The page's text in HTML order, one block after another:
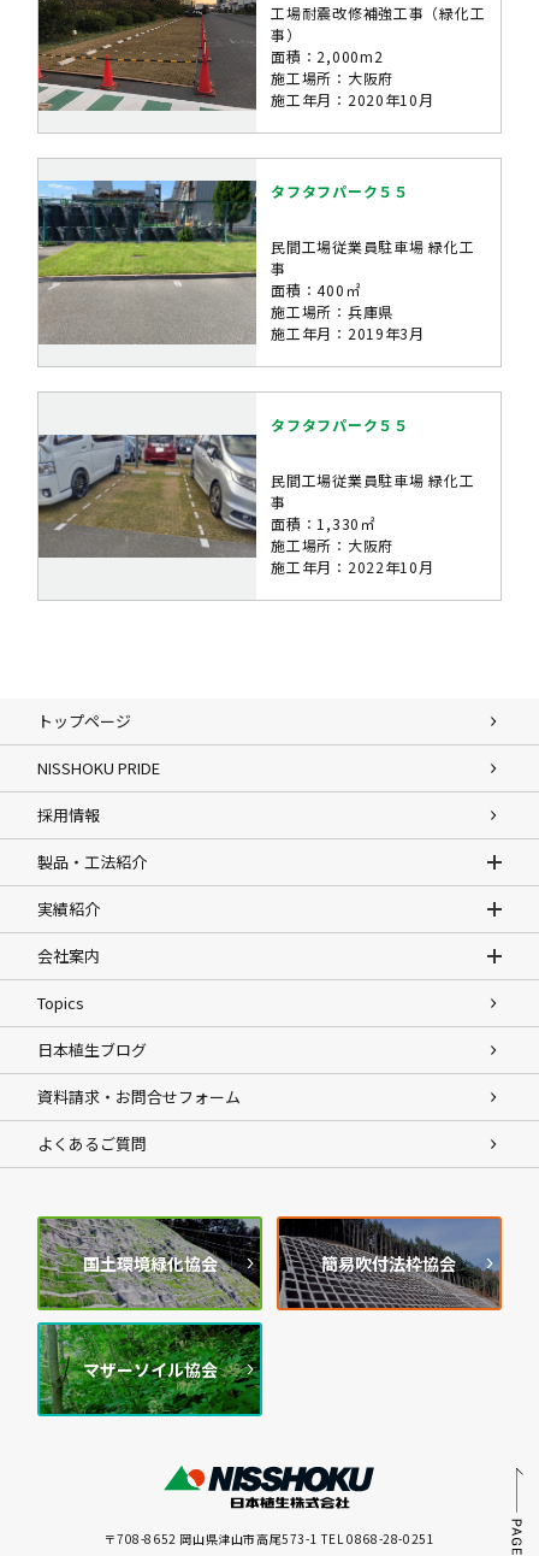
工場耐震改修補強工事（緑化工
事）
面積：2,000m2
施工場所：大阪府
施工年月：2020年10月
タフタフパーク５５
民間工場従業員駐車場 緑化工
事
面積：400㎡
施工場所：兵庫県
施工年月：2019年3月
タフタフパーク５５
民間工場従業員駐車場 緑化工
事
面積：1,330㎡
施工場所：大阪府
施工年月：2022年10月
トップページ
NISSHOKU PRIDE
採用情報
製品・工法紹介
実績紹介
会社案内
Topics
日本植生ブログ
資料請求・お問合せフォーム
よくあるご質問
国土環境緑化協会 簡易吹付法枠協会
マザーソイル協会
〒708-8652 岡山県津山市高尾573-1 TEL 0868-28-0251